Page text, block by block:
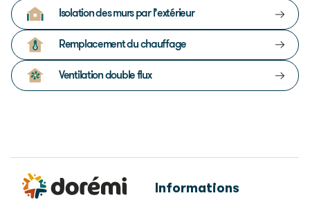
Isolation des murs par l’extérieur
Remplacement du chauffage
Ventilation double flux
Informations